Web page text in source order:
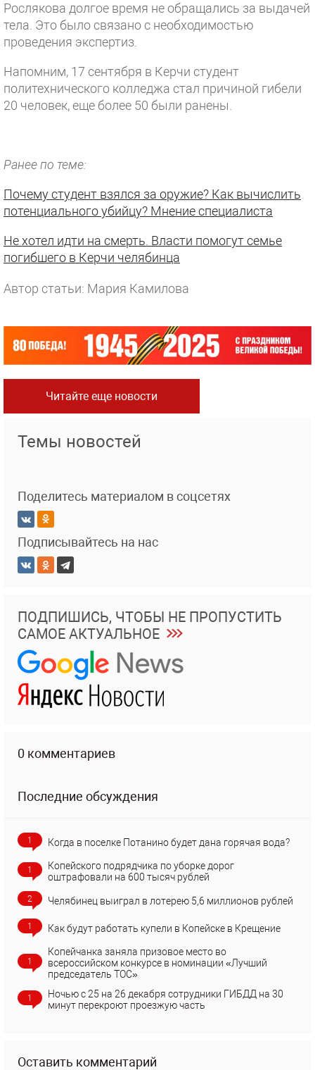
Рослякова долгое время не обращались за выдачей
тела. Это было связано с необходимостью
проведения экспертиз.
Напомним, 17 сентября в Керчи студент
политехнического колледжа стал причиной гибели
20 человек, еще более 50 были ранены.
Ранее по теме:
Почему студент взялся за оружие? Как вычислить
потенциального убийцу? Мнение специалиста
Не хотел идти на смерть. Власти помогут семье
погибшего в Керчи челябинца
Автор статьи: Мария Камилова
Читайте еще новости
Темы новостей
Поделитесь материалом в соцсетях
Подписывайтесь на нас
ПОДПИШИСЬ, ЧТОБЫ НЕ ПРОПУСТИТЬ
САМОЕ АКТУАЛЬНОЕ
0 комментариев
Последние обсуждения
1 Когда в поселке Потанино будет дана горячая вода?
1
Копейского подрядчика по уборке дорог
оштрафовали на 600 тысяч рублей
2 Челябинец выиграл в лотерею 5,6 миллионов рублей
1 Как будут работать купели в Копейске в Крещение
1
Копейчанка заняла призовое место во
всероссийском конкурсе в номинации «Лучший
председатель ТОС»
1
Ночью с 25 на 26 декабря сотрудники ГИБДД на 30
минут перекроют проезжую часть
Оставить комментарий